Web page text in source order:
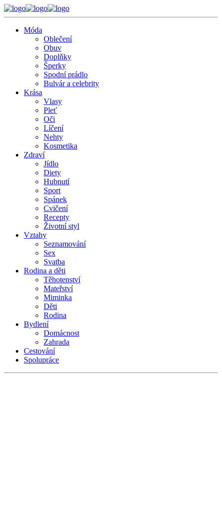
Móda
Oblečení
Obuv
Doplňky
Šperky
Spodní prádlo
Bulvár a celebrity
Krása
Vlasy
Pleť
Oči
Líčení
Nehty
Kosmetika
Zdraví
Jídlo
Diety
Hubnutí
Sport
Spánek
Cvičení
Recepty
Životní styl
Vztahy
Seznamování
Sex
Svatba
Rodina a děti
Těhotenství
Mateřství
Miminka
Děti
Rodina
Bydlení
Domácnost
Zahrada
Cestování
Spolupráce